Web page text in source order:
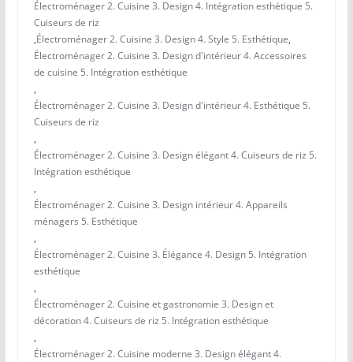
Électroménager 2. Cuisine 3. Design 4. Intégration esthétique 5.
Cuiseurs de riz
,Électroménager 2. Cuisine 3. Design 4. Style 5. Esthétique,
Électroménager 2. Cuisine 3. Design d'intérieur 4. Accessoires
de cuisine 5. Intégration esthétique
,
Électroménager 2. Cuisine 3. Design d'intérieur 4. Esthétique 5.
Cuiseurs de riz
,
Électroménager 2. Cuisine 3. Design élégant 4. Cuiseurs de riz 5.
Intégration esthétique
,
Électroménager 2. Cuisine 3. Design intérieur 4. Appareils
ménagers 5. Esthétique
,
Électroménager 2. Cuisine 3. Élégance 4. Design 5. Intégration
esthétique
,
Électroménager 2. Cuisine et gastronomie 3. Design et
décoration 4. Cuiseurs de riz 5. Intégration esthétique
,
Électroménager 2. Cuisine moderne 3. Design élégant 4.